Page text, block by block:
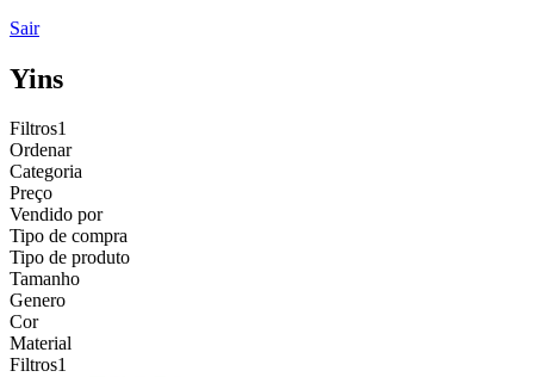
Sair
Yins
Filtros1
Ordenar
Categoria
Preço
Vendido por
Tipo de compra
Tipo de produto
Tamanho
Genero
Cor
Material
Filtros1